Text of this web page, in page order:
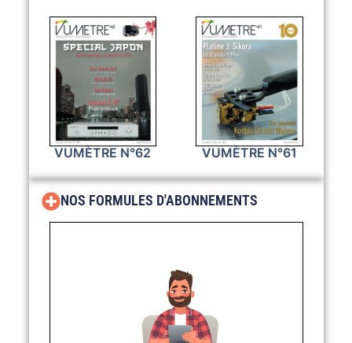
VUMÈTRE N°62 VUMÈTRE N°61
NOS FORMULES D'ABONNEMENTS